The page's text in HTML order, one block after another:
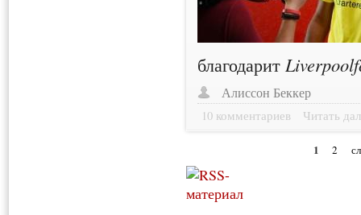
благодарит
Алиссон Беккер
10 комментариев Читать
1 2